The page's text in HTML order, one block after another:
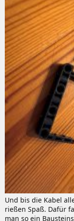
Und bis die Kabel
rießen Spaß. Dafür
man so ein